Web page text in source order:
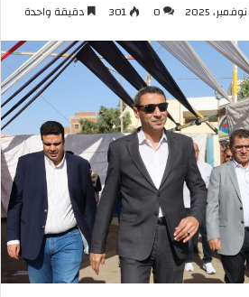
0
301 دقيقة واحدة